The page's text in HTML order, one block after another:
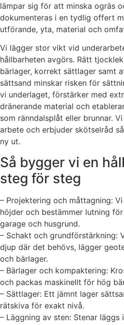
lämpar sig för att minska ogräs
dokumenteras i en tydlig offert
utförande, yta, material och
Vi lägger stor vikt vid
hållbarheten avgörs. Rätt
bärlager, korrekt sättlager samt
sättsand minskar risken för
vi underlaget, förstärker med
dränerande material och
som ränndalsplåt eller brunnar.
arbete och erbjuder skötselråd
ny ut.
Så bygger vi en
steg för steg
– Projektering och måttagning:
höjder och bestämmer lutning
garage och husgrund.
– Schakt och grundförstärkning:
djup där det behövs, lägger
och bärlager.
– Bärlager och kompaktering:
och packas maskinellt för hög
– Sättlager: Ett jämnt lager
rätskiva för exakt nivå.
– Läggning av sten: Stenar läggs